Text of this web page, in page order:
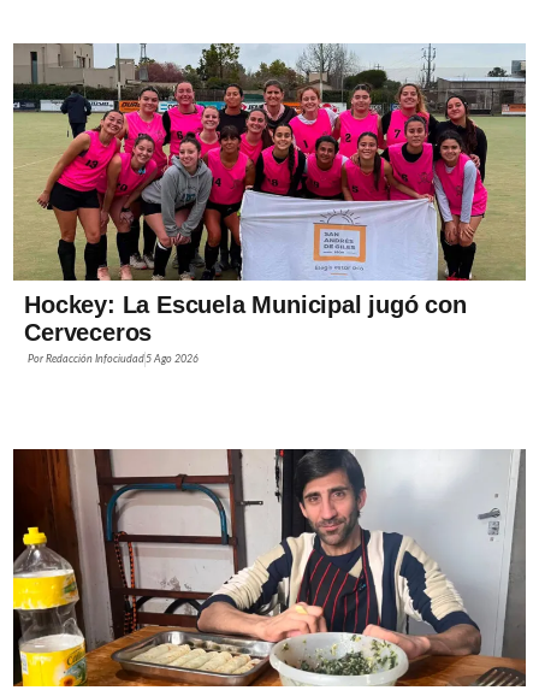
Hockey: La Escuela Municipal jugó con
Cerveceros
PorRedacción Infociudad5 Ago 2026